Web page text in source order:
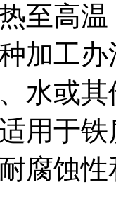
至高
加工
水或
用于
腐蚀